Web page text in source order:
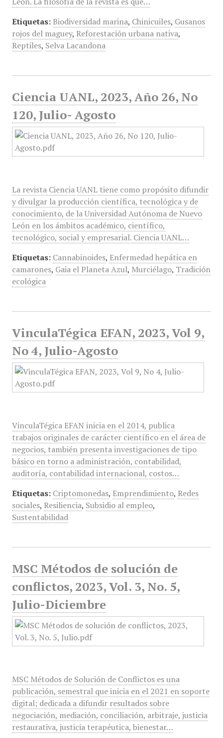
Etiquetas: Biodiversidad marina, Chinicuiles, Gusanos
rojos del maguey, Reforestación urbana nativa,
Reptiles, Selva Lacandona
Ciencia UANL, 2023, Año 26, No
120, Julio- Agosto
La revista Ciencia UANL tiene como propósito difundir
y divulgar la producción científica, tecnológica y de
conocimiento, de la Universidad Autónoma de Nuevo
León en los ámbitos académico, científico,
tecnológico, social y empresarial. Ciencia UANL…
Etiquetas: Cannabinoides, Enfermedad hepática en
camarones, Gaia el Planeta Azul, Murciélago, Tradición
ecológica
VinculaTégica EFAN, 2023, Vol 9,
No 4, Julio-Agosto
VinculaTégica EFAN inicia en el 2014, publica
trabajos originales de carácter científico en el área de
negocios, también presenta investigaciones de tipo
básico en torno a administración, contabilidad,
auditoría, contabilidad internacional, costos…
Etiquetas: Criptomonedas, Emprendimiento, Redes
sociales, Resiliencia, Subsidio al empleo,
Sustentabilidad
MSC Métodos de solución de
conflictos, 2023, Vol. 3, No. 5,
Julio-Diciembre
MSC Métodos de Solución de Conflictos es una
publicación, semestral que inicia en el 2021 en soporte
digital; dedicada a difundir resultados sobre
negociación, mediación, conciliación, arbitraje, justicia
restaurativa, justicia terapéutica, bienestar…